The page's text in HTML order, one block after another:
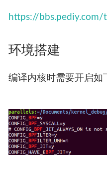
https://
环境搭建
编译内核时需要开启如